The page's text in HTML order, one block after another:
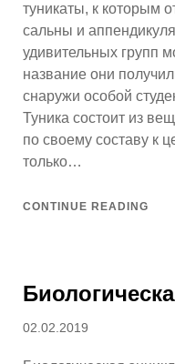
туникаты, к которым
сальны и
удивительных групп
название они
снаружи особой
Туника состоит из
по своему составу к
только…
CONTINUE READING
Posted
02.02.2019